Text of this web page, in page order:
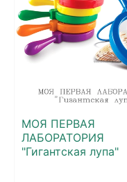
МОЯ ПЕРВАЯ
ЛАБОРАТОРИЯ
"Гигантская лупа"